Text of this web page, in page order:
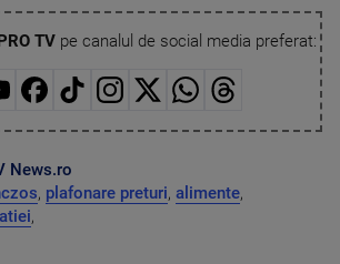
TVpe canalul de social media preferat:
News.ro
, plafonare preturi, alimente,
,